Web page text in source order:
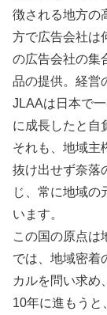
徴される地方の
方で広告会社は
の広告会社の集
品の提供。経営
JLAAは日本で
に成長したと自
それも、地域主
抜け出せず奈落
じ、常に地域の
います。
この国の原点は
では、地域密着
カルを問い求め
10年に進もうと